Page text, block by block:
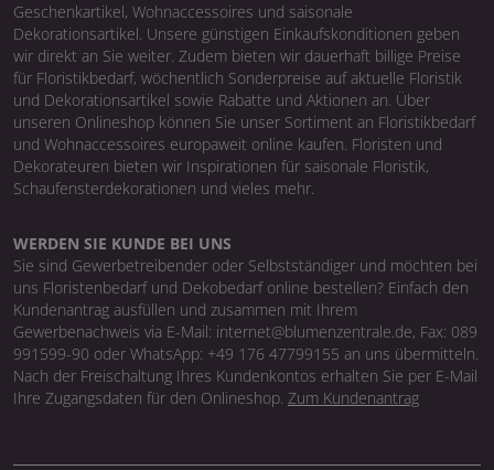
Geschenkartikel, Wohnaccessoires und saisonale
Dekorationsartikel. Unsere günstigen Einkaufskonditionen geben
wir direkt an Sie weiter. Zudem bieten wir dauerhaft billige Preise
für Floristikbedarf, wöchentlich Sonderpreise auf aktuelle Floristik
und Dekorationsartikel sowie Rabatte und Aktionen an. Über
unseren Onlineshop können Sie unser Sortiment an Floristikbedarf
und Wohnaccessoires europaweit online kaufen. Floristen und
Dekorateuren bieten wir Inspirationen für saisonale Floristik,
Schaufensterdekorationen und vieles mehr.
WERDEN SIE KUNDE BEI UNS
Sie sind Gewerbetreibender oder Selbstständiger und möchten bei
uns Floristenbedarf und Dekobedarf online bestellen? Einfach den
Kundenantrag ausfüllen und zusammen mit Ihrem
Gewerbenachweis via E-Mail: internet@blumenzentrale.de, Fax: 089
991599-90 oder WhatsApp: +49 176 47799155 an uns übermitteln.
Nach der Freischaltung Ihres Kundenkontos erhalten Sie per E-Mail
Ihre Zugangsdaten für den Onlineshop. Zum Kundenantrag